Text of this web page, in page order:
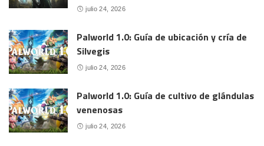
julio 24, 2026
Palworld 1.0: Guía de ubicación y cría de
Silvegis
julio 24, 2026
Palworld 1.0: Guía de cultivo de glándulas
venenosas
julio 24, 2026